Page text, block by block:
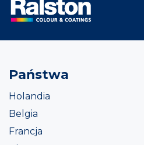
Państwa
Holandia
Belgia
Francja